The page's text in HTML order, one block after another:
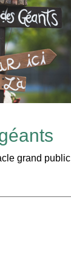
grand public